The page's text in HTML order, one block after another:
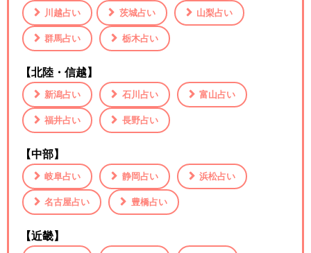
川越占い 茨城占い 山梨占い
群馬占い 栃木占い
【北陸・信越】
新潟占い 石川占い 富山占い
福井占い 長野占い
【中部】
岐阜占い 静岡占い 浜松占い
名古屋占い 豊橋占い
【近畿】